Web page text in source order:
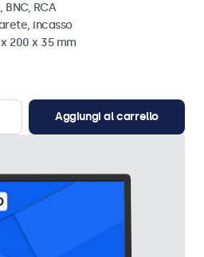
BNC, RCA
incasso
200 x 35 mm
Aggiungi al carrello